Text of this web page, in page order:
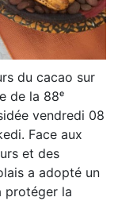
du cacao sur
de la 88ᵉ
vendredi 08
Face aux
et des
a adopté un
protéger la